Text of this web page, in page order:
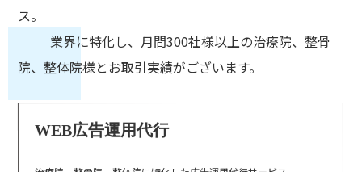
ス。
業界に特化し、月間300社様以上の治療院、整骨
院、整体院様とお取引実績がございます。
WEB広告運用代行